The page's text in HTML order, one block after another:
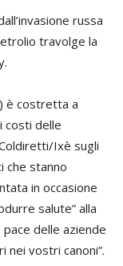
russa
travolge la
è costretta a
costi delle
Ixè sugli
che stanno
in occasione
salute” alla
pace delle aziende
nei vostri canoni”.